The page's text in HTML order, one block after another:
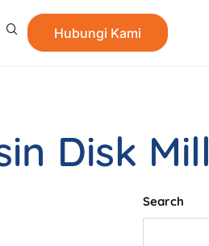
Hubungi Kami
Disk Mill
Search